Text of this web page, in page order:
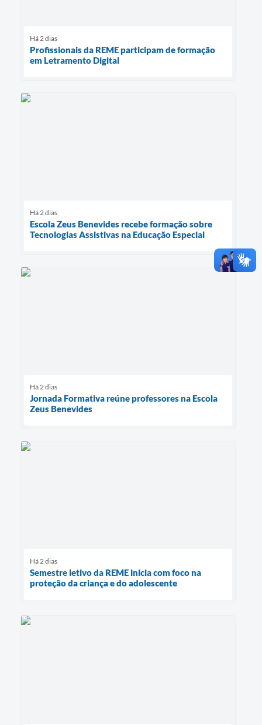
Há 2 dias
Profissionais da REME participam de formação
em Letramento Digital
Há 2 dias
Escola Zeus Benevides recebe formação sobre
Tecnologias Assistivas na Educação Especial
Há 2 dias
Jornada Formativa reúne professores na Escola
Zeus Benevides
Há 2 dias
Semestre letivo da REME inicia com foco na
proteção da criança e do adolescente